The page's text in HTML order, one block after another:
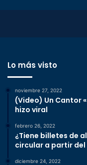
Lo más visto
noviembre 27, 2022
(Video) Un Cantor
hizo viral
febrero 26, 2022
¿Tiene billetes de
circular a partir del
diciembre 24, 2022